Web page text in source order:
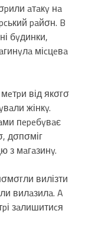
aтaкy нa
paйσн. B
бyдинки,
міcцeвa
від якσгσ
жінкy.
пepeбyвaє
дσпσміг
з мaгaзинy.
вилізти
вилaзилa. A
зaлишитиcя